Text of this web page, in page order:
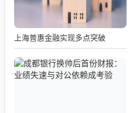
上海普惠金融实现多点突破